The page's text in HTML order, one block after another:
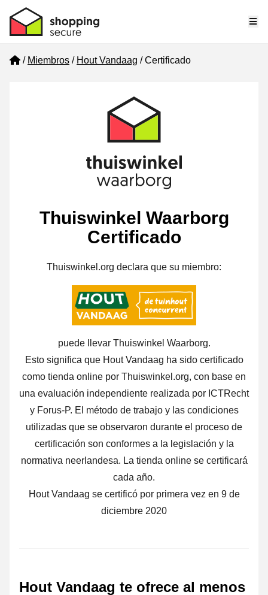
Home
Miembros Hout Vandaag Certificado
Thuiswinkel Waarborg
Certificado
Thuiswinkel.org declara que su miembro:
puede llevar Thuiswinkel Waarborg.
Esto significa que Hout Vandaag ha sido certificado
como tienda online por Thuiswinkel.org, con base en
una evaluación independiente realizada por ICTRecht
y Forus-P. El método de trabajo y las condiciones
utilizadas que se observaron durante el proceso de
certificación son conformes a la legislación y la
normativa neerlandesa. La tienda online se certificará
cada año.
Hout Vandaag se certificó por primera vez en 9 de
diciembre 2020
Hout Vandaag te ofrece al menos